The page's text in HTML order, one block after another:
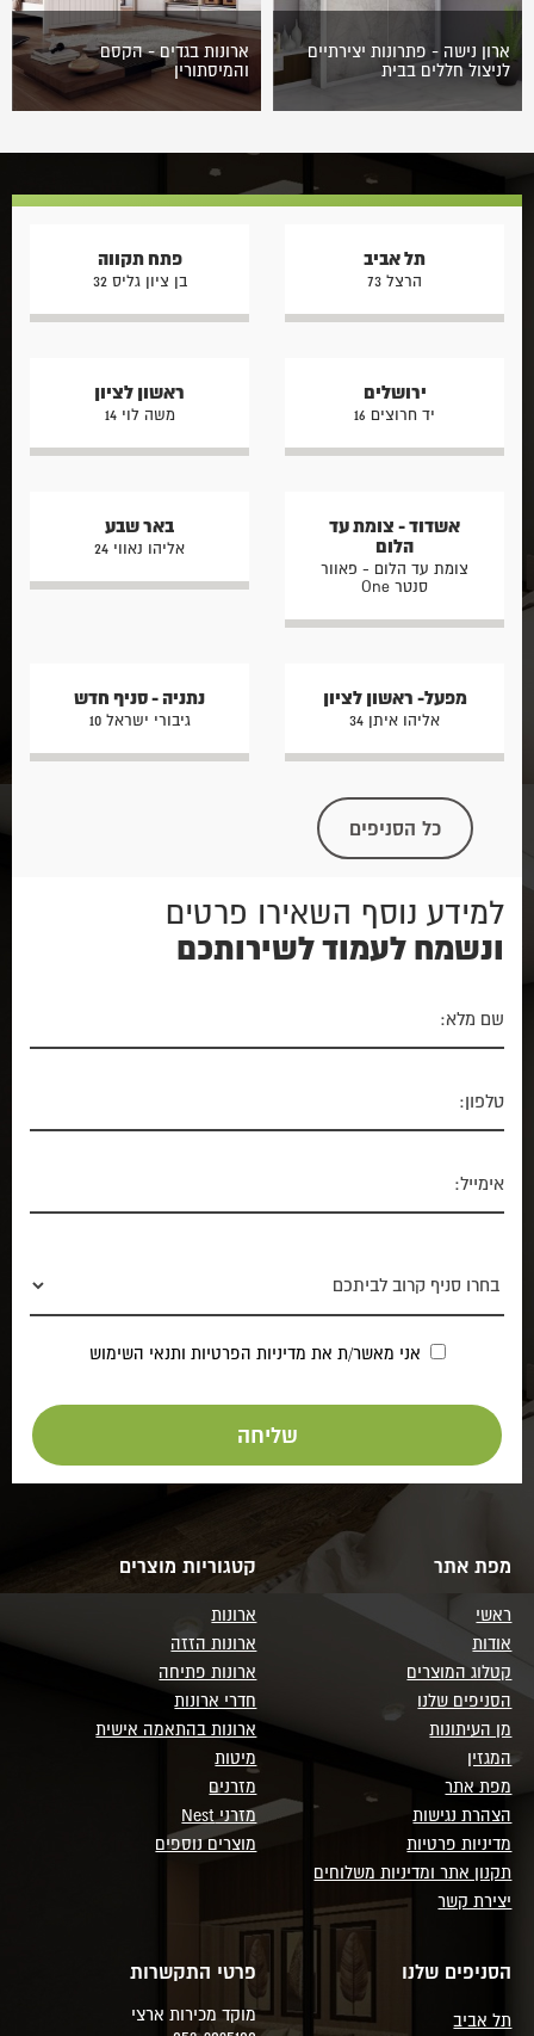
ארון נישה - פתרונות יצירתיים
לניצול חללים בבית
שקעי קיר לצד עמודים, אזורים
מתחת למדרגות, גומחות לצד
דלתות או…
ארונות בגדים - הקסם
והמיסתורין
שהם עצמים בעלי ערך
אסתטי…
תל אביב
הרצל 73
פתח תקווה
בן ציון גליס 32
ירושלים
יד חרוצים 16
ראשון לציון
משה לוי 14
אשדוד - צומת עד
הלום
צומת עד הלום - פאוור
סנטר One
באר שבע
אליהו נאווי 24
מפעל- ראשון לציון
אליהו איתן 34
נתניה - סניף חדש
גיבורי ישראל 10
כל הסניפים
למידע נוסף השאירו פרטים
ונשמח לעמוד לשירותכם
אני מאשר/ת את מדיניות הפרטיות ותנאי השימוש
מפת אתר
ראשי
אודות
קטלוג המוצרים
הסניפים שלנו
מן העיתונות
המגזין
מפת אתר
הצהרת נגישות
מדיניות פרטיות
תקנון אתר ומדיניות משלוחים
יצירת קשר
קטגוריות מוצרים
ארונות
ארונות הזזה
ארונות פתיחה
חדרי ארונות
ארונות בהתאמה אישית
מיטות
מזרנים
מזרני Nest
מוצרים נוספים
הסניפים שלנו
תל אביב
פרטי התקשרות
מוקד מכירות ארצי